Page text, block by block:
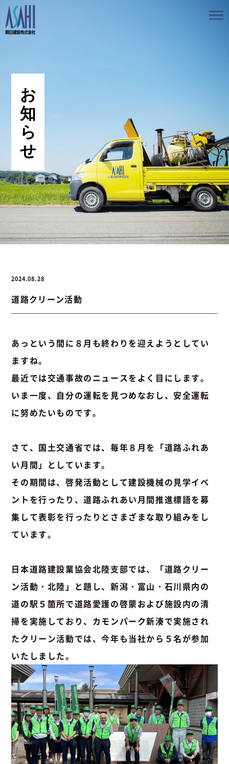
事業案内
会社情報
採用情報
お知らせ
BLOG
お問い合わせ
お問い合わせ 076-441-3201
2024.08.28
道路クリーン活動
あっという間に８月も終わりを迎えようとしてい
ますね。
最近では交通事故のニュースをよく目にします。
いま一度、自分の運転を見つめなおし、安全運転
に努めたいものです。
さて、国土交通省では、毎年８月を「道路ふれあ
い月間」としています。
その期間は、啓発活動として建設機械の見学イベ
ントを行ったり、道路ふれあい月間推進標語を募
集して表彰を行ったりとさまざまな取り組みをし
ています。
日本道路建設業協会北陸支部では、「道路クリー
ン活動・北陸」と題し、新潟・富山・石川県内の
道の駅５箇所で道路愛護の啓蒙および施設内の清
掃を実施しており、カモンパーク新湊で実施され
たクリーン活動では、今年も当社から５名が参加
いたしました。